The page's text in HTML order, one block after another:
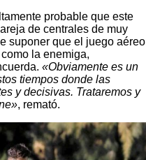
probable que este
de centrales de muy
suponer que el juego aéreo
la enemiga,
«Obviamente es un
tiempos donde las
y decisivas. Trataremos y
, remató.